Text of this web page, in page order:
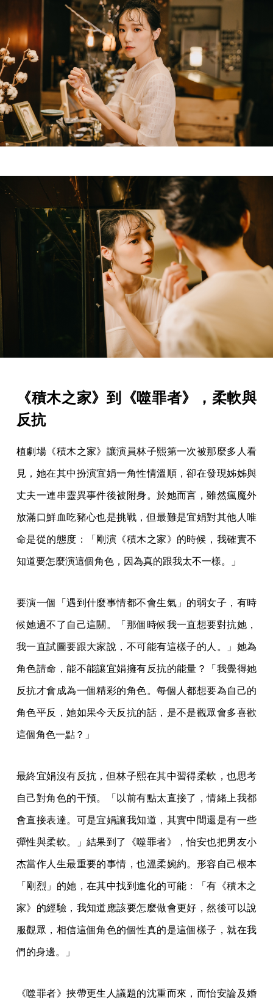
《積木之家》到《噬罪者》，柔軟與
反抗
植劇場《積木之家》讓演員林子熙第一次被那麼多人看
見，她在其中扮演宜娟一角性情溫順，卻在發現姊姊與
丈夫一連串靈異事件後被附身。於她而言，雖然瘋魔外
放滿口鮮血吃豬心也是挑戰，但最難是宜娟對其他人唯
命是從的態度：「剛演《積木之家》的時候，我確實不
知道要怎麼演這個角色，因為真的跟我太不一樣。」
要演一個「遇到什麼事情都不會生氣」的弱女子，有時
候她過不了自己這關。「那個時候我一直想要對抗她，
我一直試圖要跟大家說，不可能有這樣子的人。」她為
角色請命，能不能讓宜娟擁有反抗的能量？「我覺得她
反抗才會成為一個精彩的角色。每個人都想要為自己的
角色平反，她如果今天反抗的話，是不是觀眾會多喜歡
這個角色一點？」
最終宜娟沒有反抗，但林子熙在其中習得柔軟，也思考
自己對角色的干預。「以前有點太直接了，情緒上我都
會直接表達。可是宜娟讓我知道，其實中間還是有一些
彈性與柔軟。」結果到了《噬罪者》，怡安也把男友小
杰當作人生最重要的事情，也溫柔婉約。形容自己根本
「剛烈」的她，在其中找到進化的可能：「有《積木之
家》的經驗，我知道應該要怎麼做會更好，然後可以說
服觀眾，相信這個角色的個性真的是這個樣子，就在我
們的身邊。」
《噬罪者》挾帶更生人議題的沈重而來，而怡安論及婚